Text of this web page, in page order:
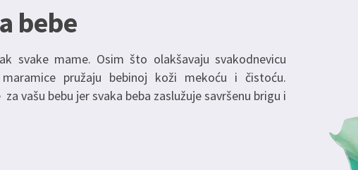
bebe
svake mame. Osim što olakšavaju svakodnevicu
pružaju bebinoj koži mekoću i čistoću.
vašu bebu jer svaka beba zaslužuje savršenu brigu i